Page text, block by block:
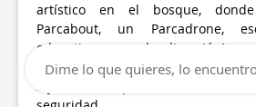
artístico en el bosque,
Parcabout, un Parcadrone,
educativos y ¡mucha diversión!
Parcabout: pasee en catamarán
3 y 15 metros por encima del
Dime lo que quieres, lo